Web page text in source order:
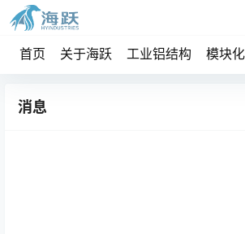
首页 关于海跃 工业铝结构 模块
消息